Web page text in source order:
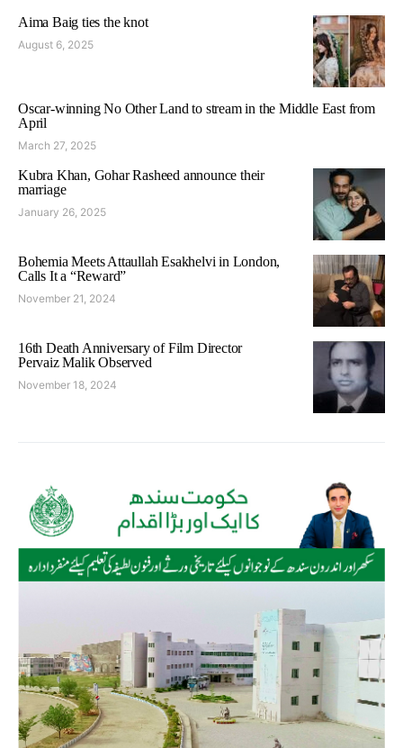
Aima Baig ties the knot
August 6, 2025
Oscar-winning No Other Land to stream in the Middle East from
April
March 27, 2025
Kubra Khan, Gohar Rasheed announce their
marriage
January 26, 2025
Bohemia Meets Attaullah Esakhelvi in London,
Calls It a “Reward”
November 21, 2024
16th Death Anniversary of Film Director
Pervaiz Malik Observed
November 18, 2024